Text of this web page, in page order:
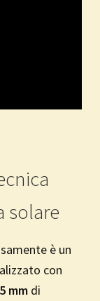
solare
è un
con
mm di